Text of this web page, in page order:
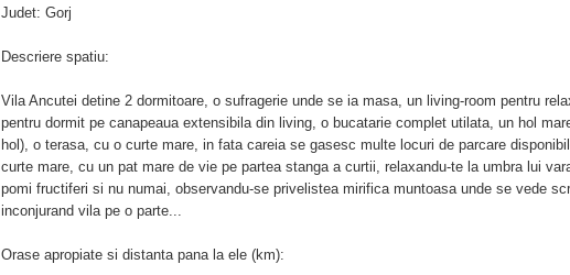
Judet: Gorj
Descriere spatiu:
Vila Ancutei detine 2 dormitoare, o sufragerie unde se ia masa, un living-room pentru
pentru dormit pe canapeaua extensibila din living, o bucatarie complet utilata, un hol
hol), o terasa, cu o curte mare, in fata careia se gasesc multe locuri de parcare
curte mare, cu un pat mare de vie pe partea stanga a curtii, relaxandu-te la umbra lui
pomi fructiferi si nu numai, observandu-se privelistea mirifica muntoasa unde se vede
inconjurand vila pe o parte...
Orase apropiate si distanta pana la ele (km):